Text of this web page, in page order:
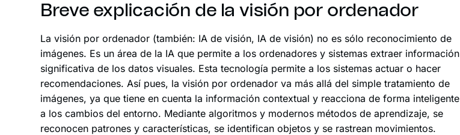
Breve explicación de la visión por ordenador
La visión por ordenador (también: IA de visión, IA de visión) no es sólo reconocimiento de
imágenes. Es un área de la IA que permite a los ordenadores y sistemas extraer información
significativa de los datos visuales. Esta tecnología permite a los sistemas actuar o hacer
recomendaciones. Así pues, la visión por ordenador va más allá del simple tratamiento de
imágenes, ya que tiene en cuenta la información contextual y reacciona de forma inteligente
a los cambios del entorno. Mediante algoritmos y modernos métodos de aprendizaje, se
reconocen patrones y características, se identifican objetos y se rastrean movimientos.